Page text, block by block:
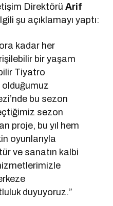
DirektörüArif
şu açıklamayı yaptı:
kadar her
bir yaşam
Tiyatro
bu sezon
sezon
proje, bu yıl hem
oyunlarıyla
ve sanatın kalbi
duyuyoruz.”